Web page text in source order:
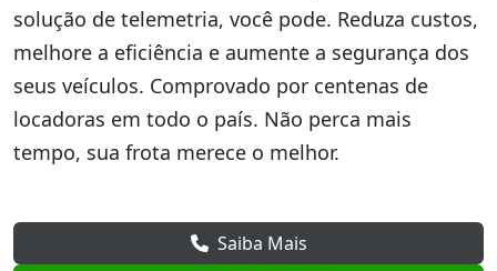
solução de telemetria, você pode. Reduza custos,
melhore a eficiência e aumente a segurança dos
seus veículos. Comprovado por centenas de
locadoras em todo o país. Não perca mais
tempo, sua frota merece o melhor.
Saiba Mais